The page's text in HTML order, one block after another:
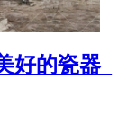
好的瓷器_